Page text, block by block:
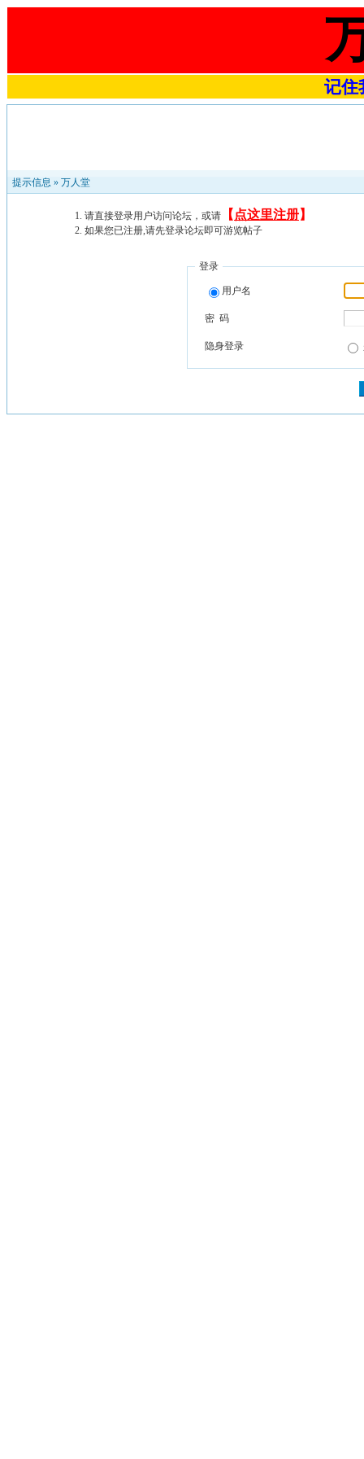
记住
提示信息 » 万人堂
请直接登录用户访问论坛，或请 【 点这里注册】
如果您已注册,请先登录论坛即可游览帖子
登录
用户名
密 码
隐身登录